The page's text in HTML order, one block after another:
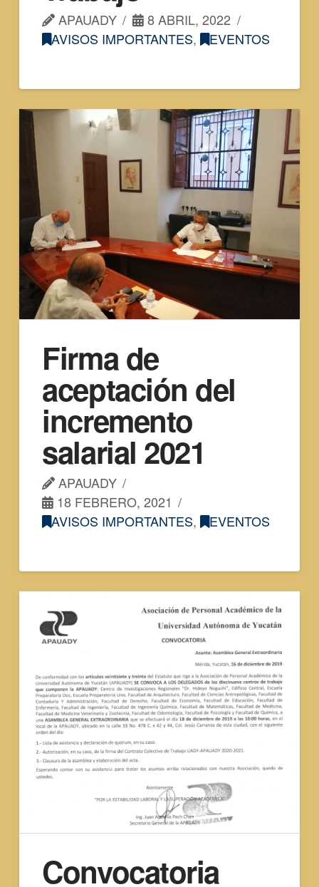
APAUADY
8 ABRIL, 2022
AVISOS IMPORTANTES, EVENTOS
Firma de
aceptación del
incremento
salarial 2021
APAUADY
18 FEBRERO, 2021
AVISOS IMPORTANTES, EVENTOS
Convocatoria